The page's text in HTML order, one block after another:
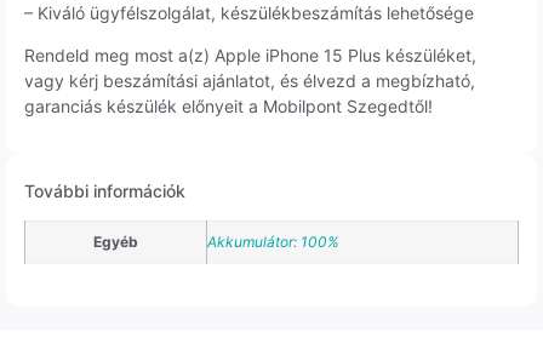
– Kiváló ügyfélszolgálat, készülékbeszámítás lehetősége
Rendeld meg most a(z) Apple iPhone 15 Plus készüléket,
vagy kérj beszámítási ajánlatot, és élvezd a megbízható,
garanciás készülék előnyeit a Mobilpont Szegedtől!
További információk
Egyéb Akkumulátor: 100%